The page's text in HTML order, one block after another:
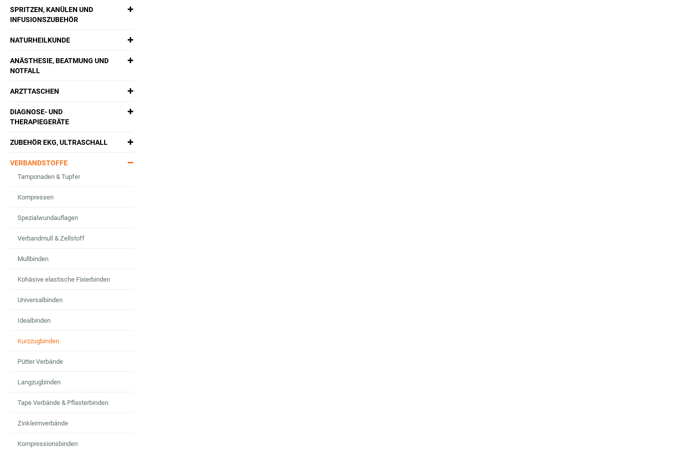
SPRITZEN, KANÜLEN UND
INFUSIONSZUBEHÖR
NATURHEILKUNDE
ANÄSTHESIE, BEATMUNG UND
NOTFALL
ARZTTASCHEN
DIAGNOSE- UND
THERAPIEGERÄTE
ZUBEHÖR EKG, ULTRASCHALL
VERBANDSTOFFE
Tamponaden & Tupfer
Kompressen
Spezialwundauflagen
Verbandmull & Zellstoff
Mullbinden
Kohäsive elastische Fixierbinden
Universalbinden
Idealbinden
Kurzzugbinden
Pütter Verbände
Langzugbinden
Tape Verbände & Pflasterbinden
Zinkleimverbände
Kompressionsbinden